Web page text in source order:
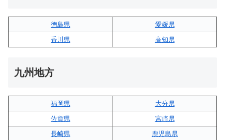
徳島県
愛媛県
香川県
高知県
九州地方
福岡県
大分県
佐賀県
宮崎県
長崎県
鹿児島県